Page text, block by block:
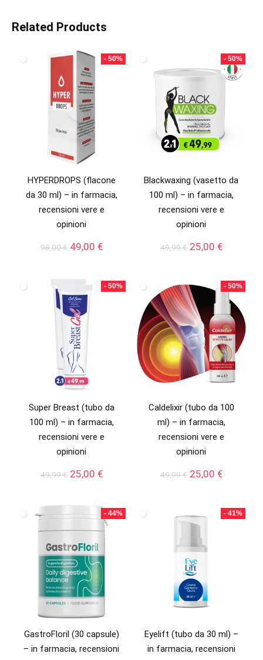
Related Products
- 50%
HYPERDROPS (flacone
da 30 ml) – in farmacia,
recensioni vere e
opinioni
98,00€ Il
era:
98,00 €.
49,00 €Il
è:
49,00 €.
- 50%
Blackwaxing (vasetto da
100 ml) – in farmacia,
recensioni vere e
opinioni
49,99€ Il
49,99 €.
25,00 €Il
è:
25,00 €.
- 50%
Super Breast (tubo da
100 ml) – in farmacia,
recensioni vere e
opinioni
49,99€ Il
era:
49,99 €.
25,00 €Il
è:
25,00 €.
- 50%
Caldelixir (tubo da 100
ml) – in farmacia,
recensioni vere e
opinioni
49,99€ Il
49,99 €.
25,00 €Il
è:
25,00 €.
- 44%
GastroFloril (30 capsule)
– in farmacia, recensioni
- 41%
Eyelift (tubo da 30 ml) –
in farmacia, recensioni